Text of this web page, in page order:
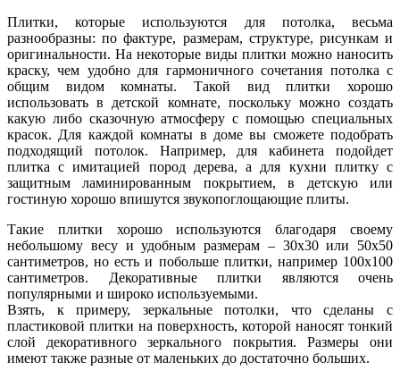
Плитки, которые используются для потолка, весьма
разнообразны: по фактуре, размерам, структуре, рисункам и
оригинальности. На некоторые виды плитки можно наносить
краску, чем удобно для гармоничного сочетания потолка с
общим видом комнаты. Такой вид плитки хорошо
использовать в детской комнате, поскольку можно создать
какую либо сказочную атмосферу с помощью специальных
красок. Для каждой комнаты в доме вы сможете подобрать
подходящий потолок. Например, для кабинета подойдет
плитка с имитацией пород дерева, а для кухни плитку с
защитным ламинированным покрытием, в детскую или
гостиную хорошо впишутся звукопоглощающие плиты.
Такие плитки хорошо используются благодаря своему
небольшому весу и удобным размерам – 30х30 или 50х50
сантиметров, но есть и побольше плитки, например 100х100
сантиметров. Декоративные плитки являются очень
популярными и широко используемыми.
Взять, к примеру, зеркальные потолки, что сделаны с
пластиковой плитки на поверхность, которой наносят тонкий
слой декоративного зеркального покрытия. Размеры они
имеют также разные от маленьких до достаточно больших.